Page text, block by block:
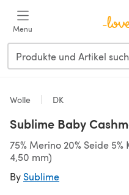
Menu
Wolle DK
Sublime Baby
75% Merino 20% Seide 5%
4,50 mm)
By Sublime